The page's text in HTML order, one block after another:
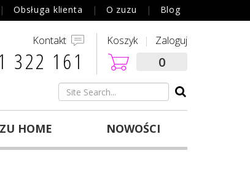
Obsługa klienta O zuzu Blog
Kontakt
322 161‬
Koszyk Zaloguj
0
HOME NOWOŚCI